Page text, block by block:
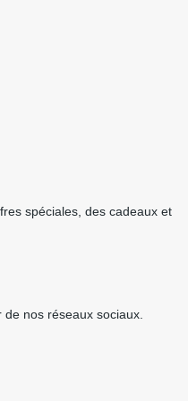
spéciales, des cadeaux et
nos réseaux sociaux.